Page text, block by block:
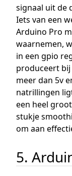
signaal uit de
Iets van een
Arduino Pro
waarnemen,
in een gpio
produceert bij
meer dan 5v
natrillingen
een heel
stukje
om aan
5.